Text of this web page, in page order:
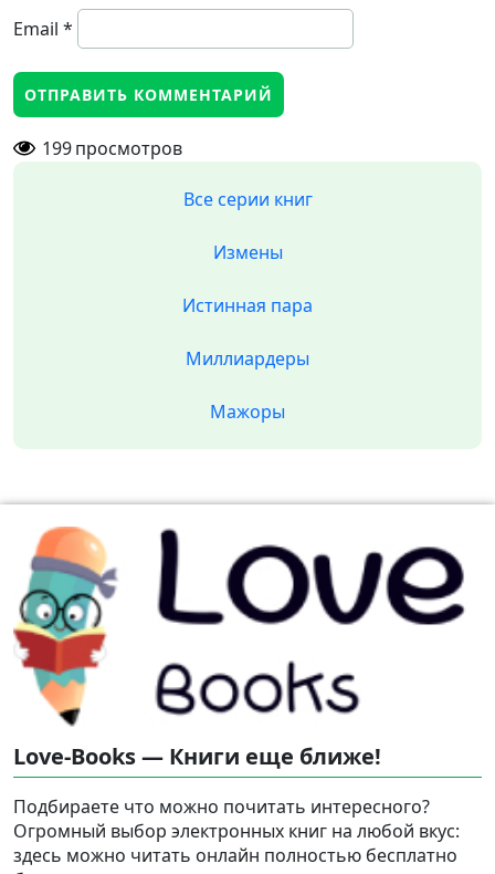
Email *
199просмотров
Все серии книг
Измены
Истинная пара
Миллиардеры
Мажоры
Love-Books — Книги еще ближе!
Подбираете что можно почитать интересного?
Огромный выбор электронных книг на любой вкус:
здесь можно читать онлайн полностью бесплатно